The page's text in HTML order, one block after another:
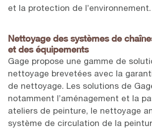
et la protection de l’environnement.
Nettoyage des systèmes de
et des équipements
Gage propose une gamme de
nettoyage brevetées avec la
de nettoyage. Les solutions de
notamment l’aménagement et la
ateliers de peinture, le nettoyage
système de circulation de la